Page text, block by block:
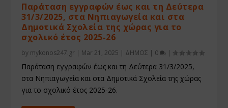
Παράταση εγγραφών έως και τη Δεύτερα
31/3/2025, στα Νηπιαγωγεία και στα
Δημοτικά Σχολεία της χώρας για το
σχολικό έτος 2025-26
by mykonos247.gr | Mar 21, 2025 | ΔΗΜΟΣ | 0 |
Παράταση εγγραφών έως και τη Δεύτερα 31/3/2025,
στα Νηπιαγωγεία και στα Δημοτικά Σχολεία της χώρας
για το σχολικό έτος 2025-26.